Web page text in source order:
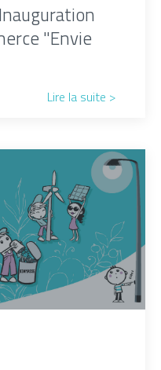
"Envie
Lire la suite >